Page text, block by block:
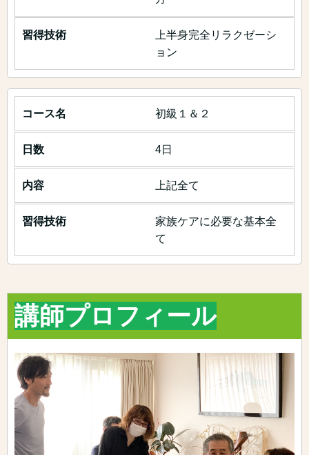
上半身完全リラクゼーシ
ョン
初級１＆２
4日
上記全て
家族ケアに必要な基本全
て
講師プロフィール